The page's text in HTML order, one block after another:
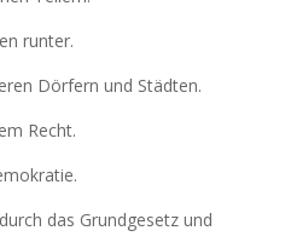
runter.
Dörfern und Städten.
Recht.
das Grundgesetz und